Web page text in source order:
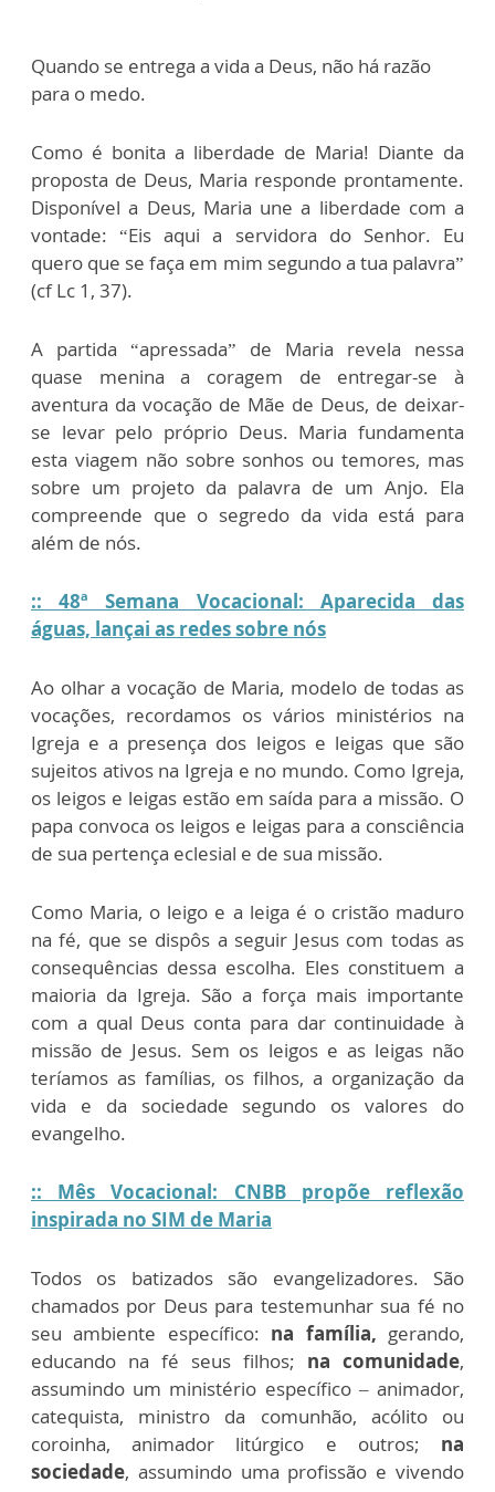
Quando se entrega a vida a Deus, não há razão
para o medo.
Como é bonita a liberdade de Maria! Diante da
proposta de Deus, Maria responde prontamente.
Disponível a Deus, Maria une a liberdade com a
vontade: “Eis aqui a servidora do Senhor. Eu
quero que se faça em mim segundo a tua palavra”
(cf Lc 1, 37).
A partida “apressada” de Maria revela nessa
quase menina a coragem de entregar-se à
aventura da vocação de Mãe de Deus, de deixar-
se levar pelo próprio Deus. Maria fundamenta
esta viagem não sobre sonhos ou temores, mas
sobre um projeto da palavra de um Anjo. Ela
compreende que o segredo da vida está para
além de nós.
:: 48ª Semana Vocacional: Aparecida das
águas, lançai as redes sobre nós
Ao olhar a vocação de Maria, modelo de todas as
vocações, recordamos os vários ministérios na
Igreja e a presença dos leigos e leigas que são
sujeitos ativos na Igreja e no mundo. Como Igreja,
os leigos e leigas estão em saída para a missão. O
papa convoca os leigos e leigas para a consciência
de sua pertença eclesial e de sua missão.
Como Maria, o leigo e a leiga é o cristão maduro
na fé, que se dispôs a seguir Jesus com todas as
consequências dessa escolha. Eles constituem a
maioria da Igreja. São a força mais importante
com a qual Deus conta para dar continuidade à
missão de Jesus. Sem os leigos e as leigas não
teríamos as famílias, os filhos, a organização da
vida e da sociedade segundo os valores do
evangelho.
:: Mês Vocacional: CNBB propõe reflexão
inspirada no SIM de Maria
Todos os batizados são evangelizadores. São
chamados por Deus para testemunhar sua fé no
seu ambiente específico: na família, gerando,
educando na fé seus filhos; na comunidade,
assumindo um ministério específico – animador,
catequista, ministro da comunhão, acólito ou
coroinha, animador litúrgico e outros; na
sociedade, assumindo uma profissão e vivendo